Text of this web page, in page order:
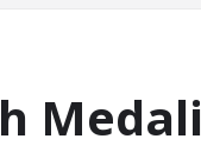
Medali